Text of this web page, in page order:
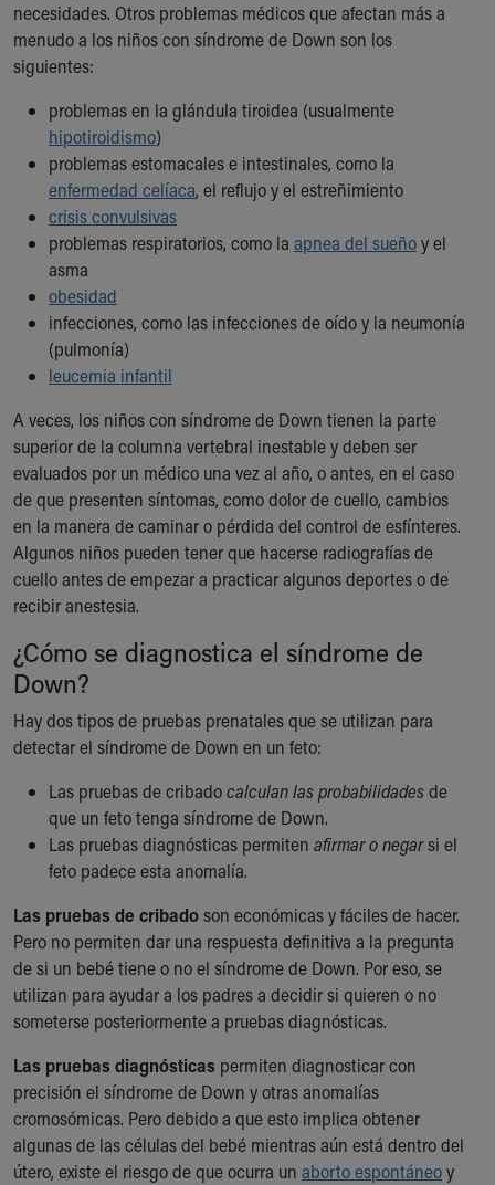
necesidades. Otros problemas médicos que afectan más a
menudo a los niños con síndrome de Down son los
siguientes:
problemas en la glándula tiroidea (usualmente
hipotiroidismo)
problemas estomacales e intestinales, como la
enfermedad celíaca, el reflujo y el estreñimiento
crisis convulsivas
problemas respiratorios, como la apnea del sueñoy el
asma
obesidad
infecciones, como las infecciones de oído y la neumonía
(pulmonía)
leucemia infantil
A veces, los niños con síndrome de Down tienen la parte
superior de la columna vertebral inestable y deben ser
evaluados por un médico una vez al año, o antes, en el caso
de que presenten síntomas, como dolor de cuello, cambios
en la manera de caminar o pérdida del control de esfínteres.
Algunos niños pueden tener que hacerse radiografías de
cuello antes de empezar a practicar algunos deportes o de
recibir anestesia.
¿Cómo se diagnostica el síndrome de
Down?
Hay dos tipos de pruebas prenatales que se utilizan para
detectar el síndrome de Down en un feto:
Las pruebas de cribadocalculan las probabilidadesde
que un feto tenga síndrome de Down.
Las pruebas diagnósticas permiten afirmar o negarsi el
feto padece esta anomalía.
Las pruebas de cribadoson económicas y fáciles de hacer.
Pero no permiten dar una respuesta definitiva a la pregunta
de si un bebé tiene o no el síndrome de Down. Por eso, se
utilizan para ayudar a los padres a decidir si quieren o no
someterse posteriormente a pruebas diagnósticas.
Las pruebas diagnósticas permiten diagnosticar con
precisión el síndrome de Down y otras anomalías
cromosómicas. Pero debido a que esto implica obtener
algunas de las células del bebé mientras aún está dentro del
útero, existe el riesgo de que ocurra un aborto espontáneoy